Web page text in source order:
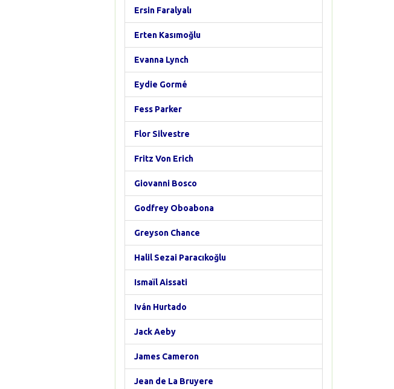
Ersin Faralyalı
Erten Kasımoğlu
Evanna Lynch
Eydie Gormé
Fess Parker
Flor Silvestre
Fritz Von Erich
Giovanni Bosco
Godfrey Oboabona
Greyson Chance
Halil Sezai Paracıkoğlu
Ismaïl Aissati
Iván Hurtado
Jack Aeby
James Cameron
Jean de La Bruyere